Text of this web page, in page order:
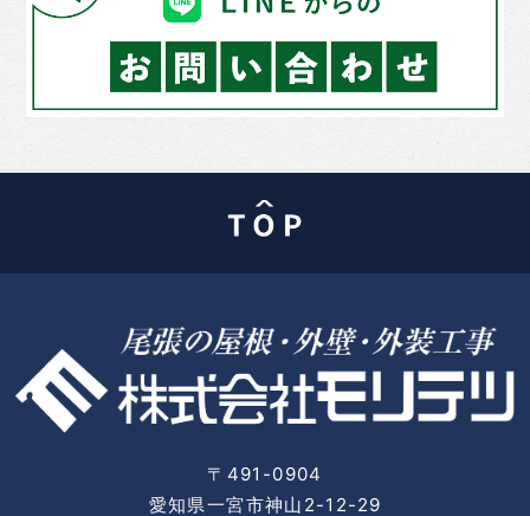
〒491-0904
愛知県一宮市神山2-12-29